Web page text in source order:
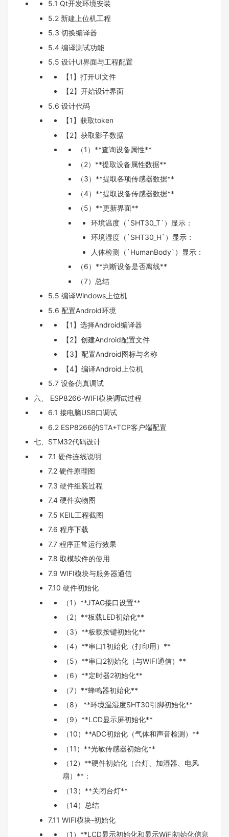
5.1 Qt开发环境安装
5.2 新建上位机工程
5.3 切换编译器
5.4 编译测试功能
5.5 设计UI界面与工程配置
【1】打开UI文件
【2】开始设计界面
5.6 设计代码
【1】获取token
【2】获取影子数据
（1）**查询设备属性**
（2）**提取设备属性数据**
（3）**提取各项传感器数据**
（4）**提取设备传感器数据**
（5）**更新界面**
环境温度（`SHT30_T`）显示：
环境湿度（`SHT30_H`）显示：
人体检测（`HumanBody`）显示：
（6）**判断设备是否离线**
（7）总结
5.5 编译Windows上位机
5.6 配置Android环境
【1】选择Android编译器
【2】创建Android配置文件
【3】配置Android图标与名称
【4】编译Android上位机
5.7 设备仿真调试
六、 ESP8266-WIFI模块调试过程
6.1 接电脑USB口调试
6.2 ESP8266的STA+TCP客户端配置
七、STM32代码设计
7.1 硬件连线说明
7.2 硬件原理图
7.3 硬件组装过程
7.4 硬件实物图
7.5 KEIL工程截图
7.6 程序下载
7.7 程序正常运行效果
7.8 取模软件的使用
7.9 WIFI模块与服务器通信
7.10 硬件初始化
（1）**JTAG接口设置**
（2）**板载LED初始化**
（3）**板载按键初始化**
（4）**串口1初始化（打印用）**
（5）**串口2初始化（与WIFI通信）**
（6）**定时器2初始化**
（7）**蜂鸣器初始化**
（8） **环境温湿度SHT30引脚初始化**
（9）**LCD显示屏初始化**
（10）**ADC初始化（气体和声音检测）**
（11）**光敏传感器初始化**
（12）**硬件初始化（台灯、加湿器、电风
扇）**：
（13）**关闭台灯**
（14）总结
7.11 WIFI模块-初始化
（1）**LCD显示初始化和显示WiFi初始化信息